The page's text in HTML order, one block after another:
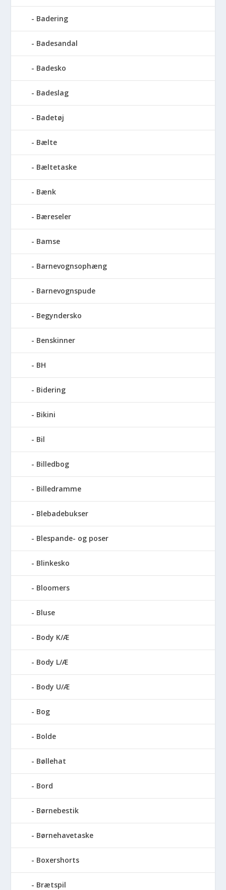
Badering
Badesandal
Badesko
Badeslag
Badetøj
Bælte
Bæltetaske
Bænk
Bæreseler
Bamse
Barnevognsophæng
Barnevognspude
Begyndersko
Benskinner
BH
Bidering
Bikini
Bil
Billedbog
Billedramme
Blebadebukser
Blespande- og poser
Blinkesko
Bloomers
Bluse
Body K/Æ
Body L/Æ
Body U/Æ
Bog
Bolde
Bøllehat
Bord
Børnebestik
Børnehavetaske
Boxershorts
Brætspil